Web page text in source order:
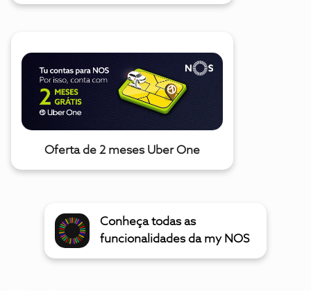
Oferta de 2 meses Uber One
Conheça todas as
funcionalidades da my NOS